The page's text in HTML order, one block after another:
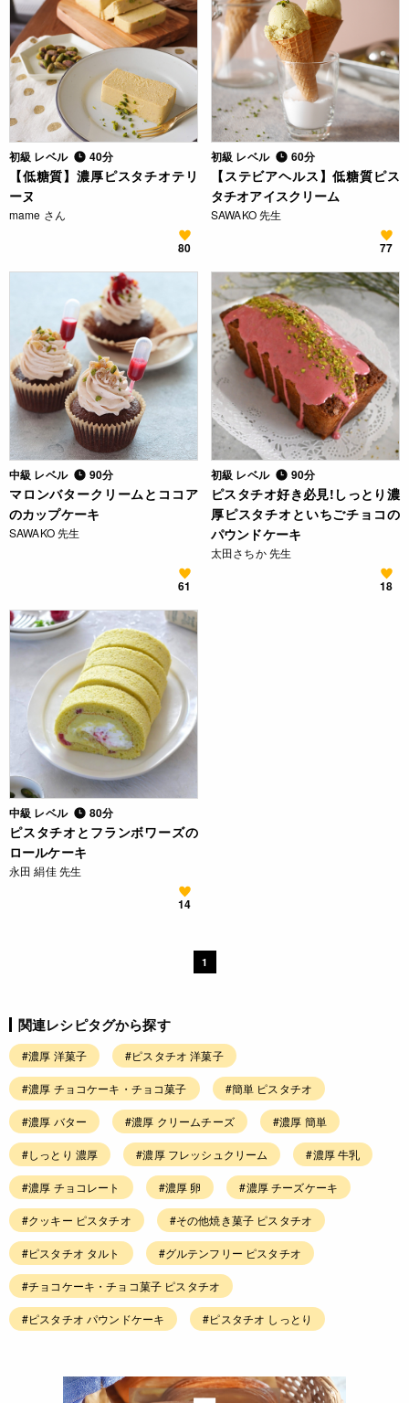
初級 レベル 40分
【低糖質】濃厚ピスタチオテリ
ーヌ
mame さん
80
初級 レベル 60分
【ステビアヘルス】低糖質ピス
タチオアイスクリーム
SAWAKO 先生
77
中級 レベル 90分
マロンバタークリームとココア
のカップケーキ
SAWAKO 先生
61
初級 レベル 90分
ピスタチオ好き必見!しっとり濃
厚ピスタチオといちごチョコの
パウンドケーキ
太田さちか 先生
18
中級 レベル 80分
ピスタチオとフランボワーズの
ロールケーキ
永田 絹佳 先生
14
1
関連レシピタグから探す
#濃厚 洋菓子 #ピスタチオ 洋菓子
#濃厚 チョコケーキ・チョコ菓子 #簡単 ピスタチオ
#濃厚 バター #濃厚 クリームチーズ #濃厚 簡単
#しっとり 濃厚 #濃厚 フレッシュクリーム #濃厚 牛乳
#濃厚 チョコレート #濃厚 卵 #濃厚 チーズケーキ
#クッキー ピスタチオ #その他焼き菓子 ピスタチオ
#ピスタチオ タルト #グルテンフリー ピスタチオ
#チョコケーキ・チョコ菓子 ピスタチオ
#ピスタチオ パウンドケーキ #ピスタチオ しっとり